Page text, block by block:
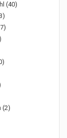
(40)
(2)